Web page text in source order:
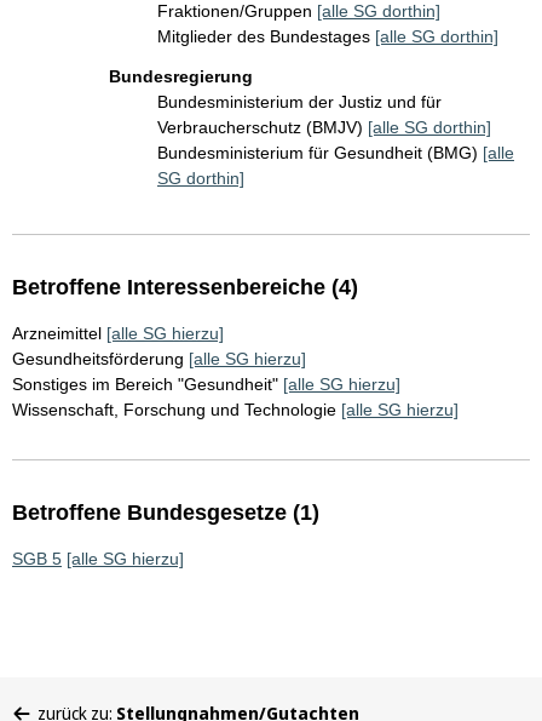
Fraktionen/Gruppen [alle SG dorthin]
Mitglieder des Bundestages [alle SG dorthin]
Bundesregierung
Bundesministerium der Justiz und für
Verbraucherschutz (BMJV) [alle SG dorthin]
Bundesministerium für Gesundheit (BMG) [alle
SG dorthin]
Betroffene Interessenbereiche (4)
Arzneimittel [alle SG hierzu]
Gesundheitsförderung [alle SG hierzu]
Sonstiges im Bereich "Gesundheit" [alle SG hierzu]
Wissenschaft, Forschung und Technologie [alle SG hierzu]
Betroffene Bundesgesetze (1)
SGB 5 [alle SG hierzu]
zurück zu: Stellungnahmen/Gutachten